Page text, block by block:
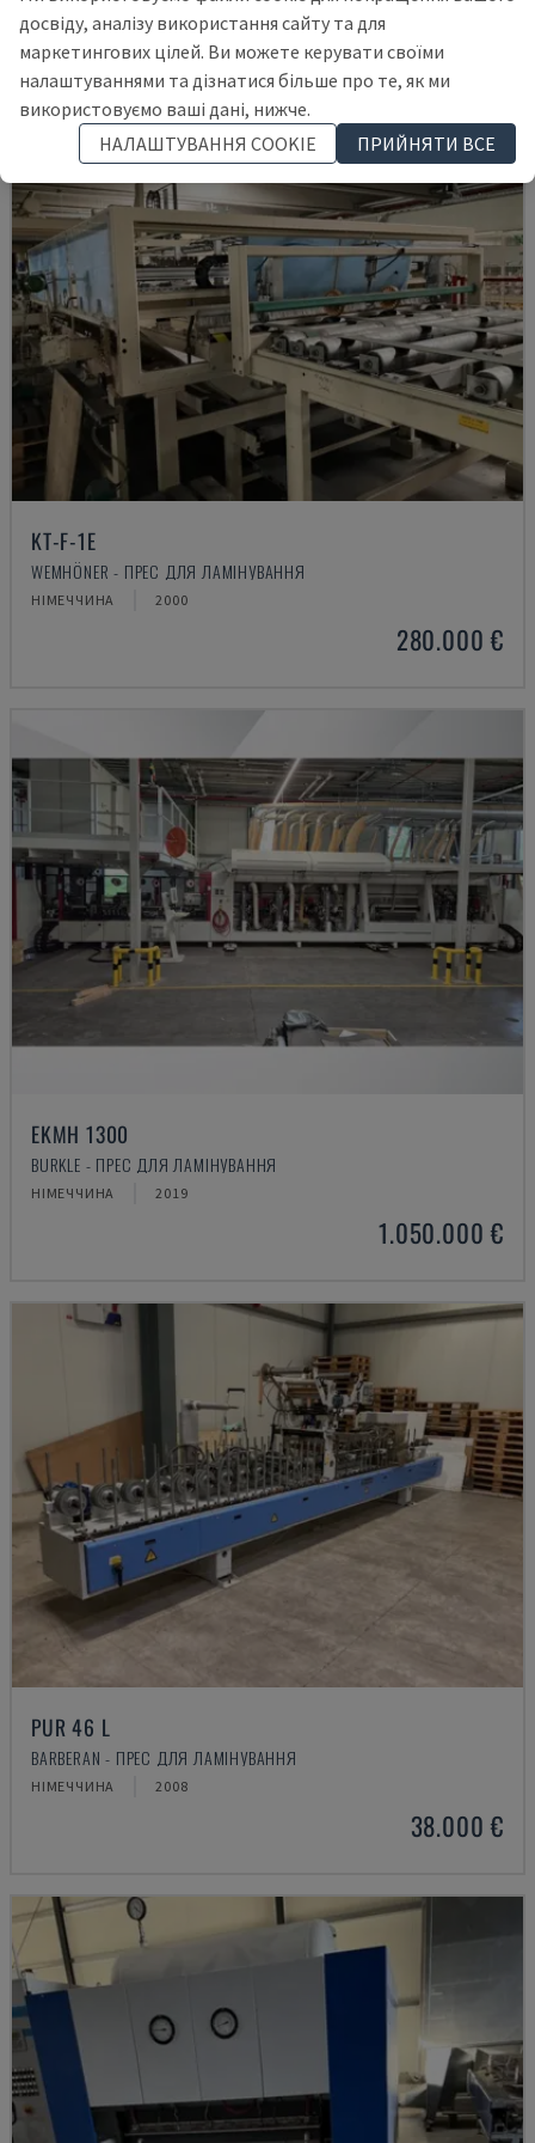
ПОЛЬЩА 2007
29.000 €
KT-F-1E
WEMHÖNER - ПРЕС ДЛЯ ЛАМІНУВАННЯ
НІМЕЧЧИНА 2000
280.000 €
EKMH 1300
BURKLE - ПРЕС ДЛЯ ЛАМІНУВАННЯ
НІМЕЧЧИНА 2019
1.050.000 €
PUR 46 L
BARBERAN - ПРЕС ДЛЯ ЛАМІНУВАННЯ
НІМЕЧЧИНА 2008
38.000 €
досвіду, аналізу використання сайту та для
маркетингових цілей. Ви можете керувати своїми
налаштуваннями та дізнатися більше про те, як ми
використовуємо ваші дані, нижче.
НАЛАШТУВАННЯ COOKIE
ПРИЙНЯТИ ВСЕ